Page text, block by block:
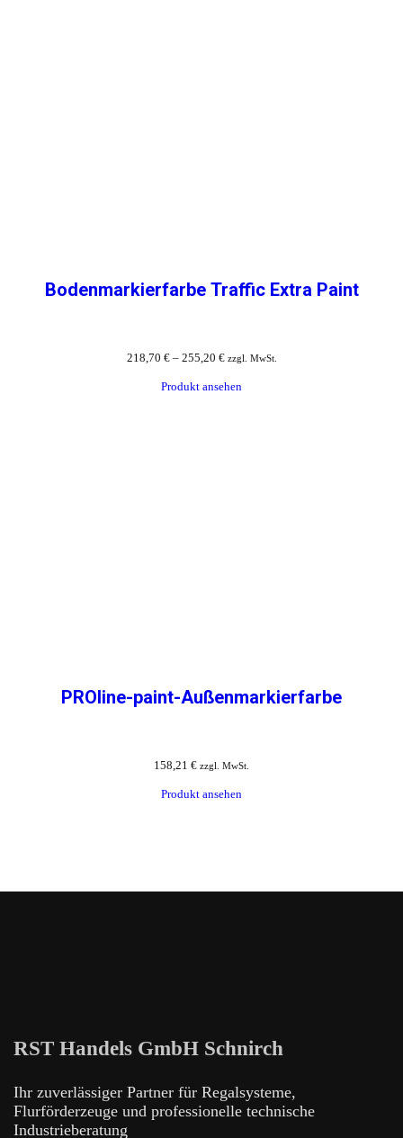
Bodenmarkierfarbe Traffic Extra Paint
218,70 €– 255,20 € zzgl. MwSt.
Produkt ansehen
PROline-paint-Außenmarkierfarbe
158,21 € zzgl. MwSt.
Produkt ansehen
RST Handels GmbH Schnirch
Ihr zuverlässiger Partner für Regalsysteme,
Flurförderzeuge und professionelle technische
Industrieberatung